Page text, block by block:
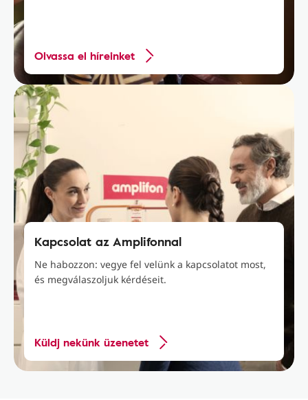
Olvassa el híreinket
Kapcsolat az Amplifonnal
Ne habozzon: vegye fel velünk a kapcsolatot most,
és megválaszoljuk kérdéseit.
Küldj nekünk üzenetet